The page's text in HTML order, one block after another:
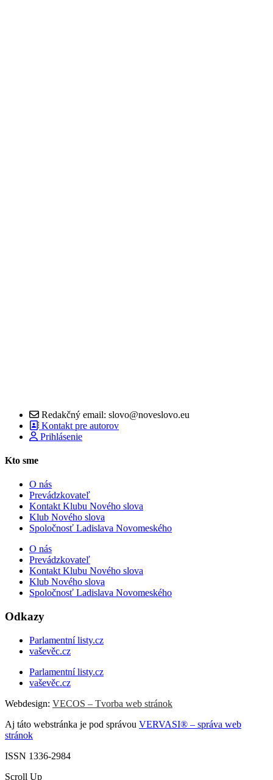
Redakčný email: slovo@noveslovo.eu
Kontakt pre autorov
Prihlásenie
Kto sme
O nás
Prevádzkovateľ
Kontakt Klubu Nového slova
Klub Nového slova
Spoločnosť Ladislava Novomeského
O nás
Prevádzkovateľ
Kontakt Klubu Nového slova
Klub Nového slova
Spoločnosť Ladislava Novomeského
Odkazy
Parlamentní listy.cz
vaševěc.cz
Parlamentní listy.cz
vaševěc.cz
Webdesign: VECOS – Tvorba web stránok
Aj táto webstránka je pod správou VERVASI® – správa web
stránok
ISSN 1336-2984
Scroll Up